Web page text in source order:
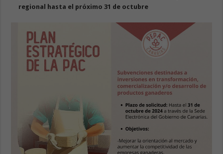
regional hasta el próximo 31 de octubre